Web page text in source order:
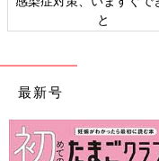
と
最新号